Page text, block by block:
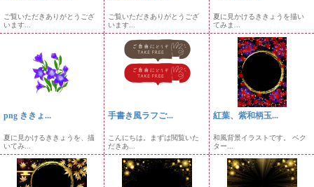
ご覧いただきありがとうござ
います...
ご覧いただきありがとうござ
います...
夏に見かけるききょうを描い
てみま...
png ききょ...
夏に見かけるききょうを、描
いてみ...
手書き風ラフご...
こんにちは。まずは閲覧いた
だきあ...
紅葉、紫和柄玉...
和風背景イラストです。 ベク
ター...